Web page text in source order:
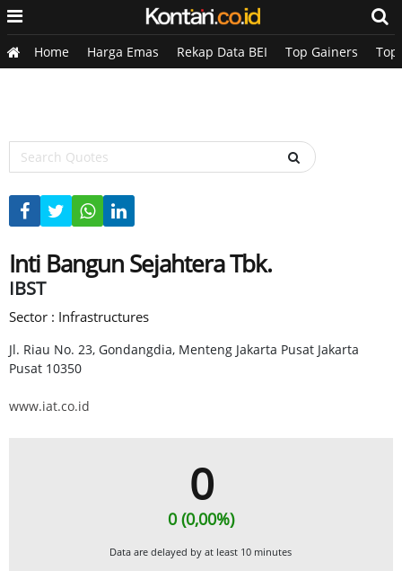
Home Harga Emas Rekap Data BEI Top Gainers Top
Inti Bangun Sejahtera Tbk.
IBST
Sector : Infrastructures
Jl. Riau No. 23, Gondangdia, Menteng Jakarta Pusat Jakarta
Pusat 10350
www.iat.co.id
0
0 (0,00%)
Data are delayed by at least 10 minutes